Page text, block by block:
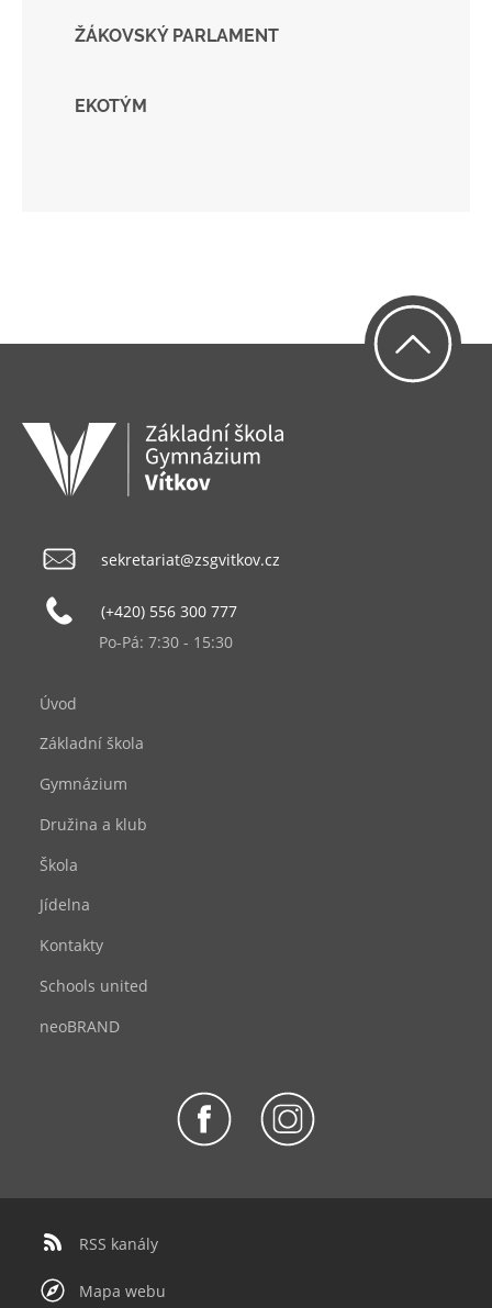
ŽÁKOVSKÝ PARLAMENT
EKOTÝM
sekretariat@zsgvitkov.cz
(+420) 556 300 777
Po-Pá: 7:30 - 15:30
Úvod
Základní škola
Gymnázium
Družina a klub
Škola
Jídelna
Kontakty
Schools united
neoBRAND
RSS kanály
Mapa webu